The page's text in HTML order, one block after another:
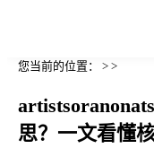
您当前的位置： > >
思？一文看懂